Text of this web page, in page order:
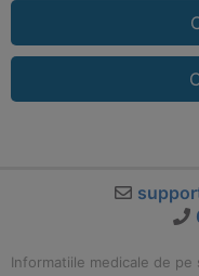
Informatiile medicale de